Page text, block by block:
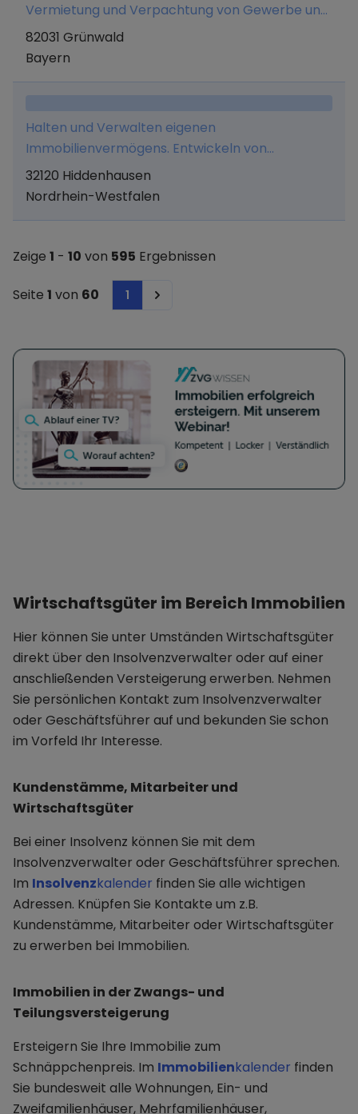
Vermietung und Verpachtung von Gewerbe und
Wohnimmobilien); Immobilien Consulting
(Beratung und Betreuung bei der Entscheidung
Vermietung von Pkw (Autovermietung).
82031 Grünwald
Bayern
Halten und Verwalten eigenen
Immobilienvermögens. Entwickeln von
Immobilien.
32120 Hiddenhausen
Nordrhein-Westfalen
Zeige 1 - 10 von 595 Ergebnissen
Seite 1 von 60 1 Next
Wirtschaftsgüter im Bereich Immobilien
Hier können Sie unter Umständen Wirtschaftsgüter
direkt über den Insolvenzverwalter oder auf einer
anschließenden Versteigerung erwerben. Nehmen
Sie persönlichen Kontakt zum Insolvenzverwalter
oder Geschäftsführer auf und bekunden Sie schon
im Vorfeld Ihr Interesse.
Kundenstämme, Mitarbeiter und
Wirtschaftsgüter
Bei einer Insolvenz können Sie mit dem
Insolvenzverwalter oder Geschäftsführer sprechen.
Im Insolvenzkalender finden Sie alle wichtigen
Adressen. Knüpfen Sie Kontakte um z.B.
Kundenstämme, Mitarbeiter oder Wirtschaftsgüter
zu erwerben bei Immobilien.
Immobilien in der Zwangs- und
Teilungsversteigerung
Ersteigern Sie Ihre Immobilie zum
Schnäppchenpreis. Im Immobilienkalender finden
Sie bundesweit alle Wohnungen, Ein- und
Zweifamilienhäuser, Mehrfamilienhäuser,